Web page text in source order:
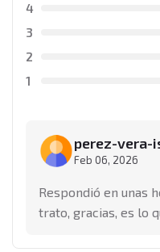
4
3
2
1
perez-
Feb 06, 2026
Respondió en unas
trato, gracias, es lo